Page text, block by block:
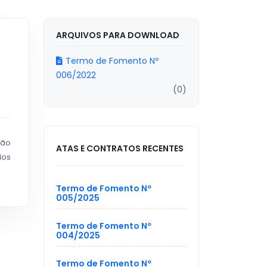
ARQUIVOS PARA DOWNLOAD
Termo de Fomento Nº
006/2022
(0)
ATAS E CONTRATOS RECENTES
Termo de Fomento Nº
005/2025
Termo de Fomento Nº
004/2025
Termo de Fomento Nº